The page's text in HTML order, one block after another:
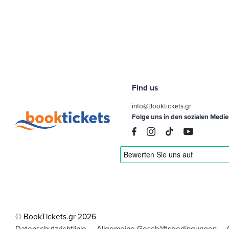
Find us
info@Booktickets.gr
Folge uns in den sozialen
© BookTickets.gr 2026